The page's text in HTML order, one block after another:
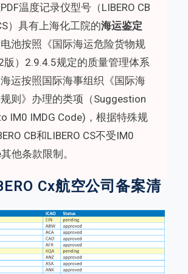
温度记录仪型号（LIBERO CB
）具有上海化工院的海运鉴定
池按照《国际海运危险货物规
版）2.9.4.5规定的质量管理体系
运按照国际海事组织《国际海
则》办理的类项（Suggestion
IM0 IMDG Code)，根据特殊规
CB和LIBERO CS不受IM0
他条款限制。
Cx航空公司备案清